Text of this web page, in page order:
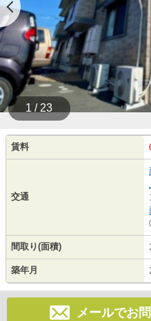
1 / 23
賃料
交通
間取り(面積)
築年月
メールでお